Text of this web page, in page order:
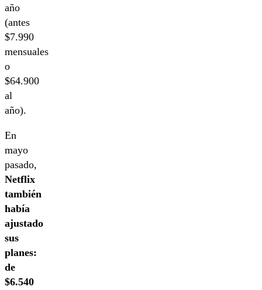
año
(antes
$7.990
mensuales
o
$64.900
al
año).
En
mayo
pasado,
Netflix
también
había
ajustado
sus
planes:
de
$6.540